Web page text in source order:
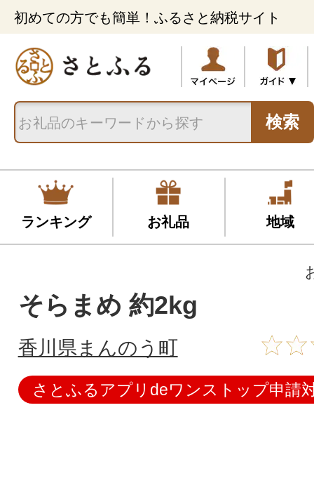
初めての方でも簡単！ふるさと納税サイト
検索
ランキング お礼品 地域
そらまめ 約2kg
香川県まんのう町
さとふるアプリdeワンストップ申請